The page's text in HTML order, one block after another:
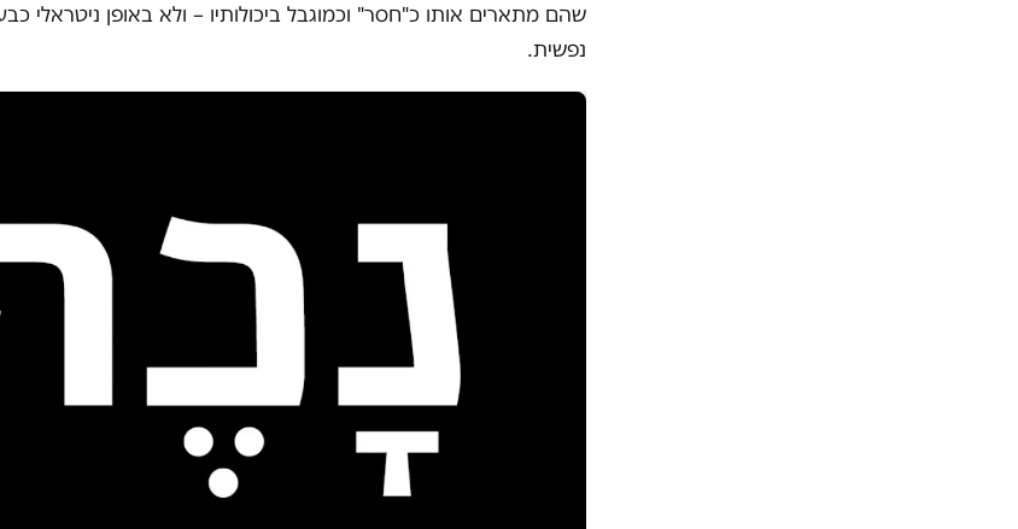
שהם מתארים אותו כ"חסר" וכמוגבל ביכולותיו – ולא באופן ניטראלי
נפשית.